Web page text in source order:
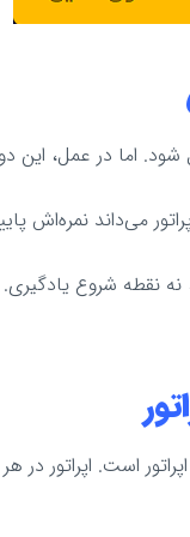
اما در عمل، این
می‌داند نمره‌اش
شروع یادگیری.
است. اپراتور در